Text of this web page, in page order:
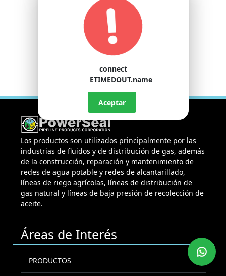
Los productos son utilizados principalmente por las
industrias de fluidos y de distribución de gas, además
de la construcción, reparación y mantenimiento de
redes de agua potable y redes de alcantarillado,
líneas de riego agrícolas, líneas de distribución de
gas natural y líneas de baja presión de recolección de
aceite.
Áreas de Interés
PRODUCTOS
connect
ETIMEDOUT.name
Aceptar